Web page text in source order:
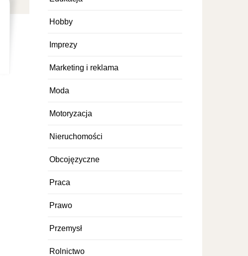
Hobby
Imprezy
Marketing i reklama
Moda
Motoryzacja
Nieruchomości
Obcojęzyczne
Praca
Prawo
Przemysł
Rolnictwo